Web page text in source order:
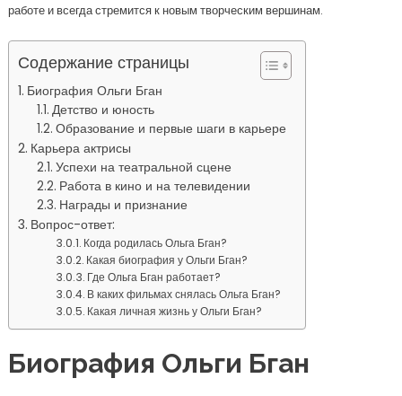
работе и всегда стремится к новым творческим вершинам.
Содержание страницы
Биография Ольги Бган
Детство и юность
Образование и первые шаги в карьере
Карьера актрисы
Успехи на театральной сцене
Работа в кино и на телевидении
Награды и признание
Вопрос-ответ:
Когда родилась Ольга Бган?
Какая биография у Ольги Бган?
Где Ольга Бган работает?
В каких фильмах снялась Ольга Бган?
Какая личная жизнь у Ольги Бган?
Биография Ольги Бган